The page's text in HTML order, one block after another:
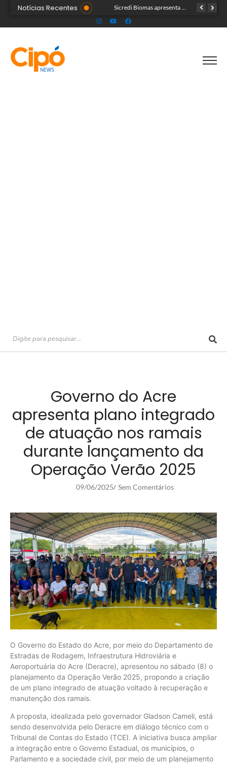
Notícias Recentes Acre segue em alerta para casos de síndrome respiratória aguda grave, aponta Fiocruz
Governo do Acre
apresenta plano integrado
de atuação nos ramais
durante lançamento da
Operação Verão 2025
09/06/2025/ Sem Comentários
O Governo do Estado do Acre, por meio do Departamento de
Estradas de Rodagem, Infraestrutura Hidroviária e
Aeroportuária do Acre (Deracre), apresentou no sábado (8) o
planejamento da Operação Verão 2025, propondo a criação
de um plano integrado de atuação voltado à recuperação e
manutenção dos ramais.
A proposta, idealizada pelo governador Gladson Cameli, está
sendo desenvolvida pelo Deracre em diálogo técnico com o
Tribunal de Contas do Estado (TCE). A iniciativa busca ampliar
a integração entre o Governo Estadual, os municípios, o
Parlamento e a sociedade civil, por meio de um planejamento